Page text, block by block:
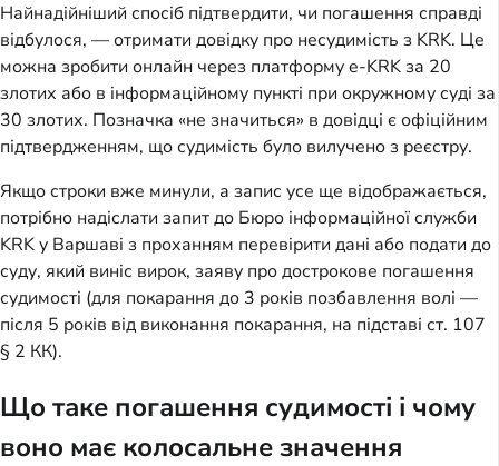
Найнадійніший спосіб підтвердити, чи погашення справді
відбулося, — отримати довідку про несудимість з KRK. Це
можна зробити онлайн через платформу e-KRK за 20
злотих або в інформаційному пункті при окружному суді за
30 злотих. Позначка «не значиться» в довідці є офіційним
підтвердженням, що судимість було вилучено з реєстру.
Якщо строки вже минули, а запис усе ще відображається,
потрібно надіслати запит до Бюро інформаційної служби
KRK у Варшаві з проханням перевірити дані або подати до
суду, який виніс вирок, заяву про дострокове погашення
судимості (для покарання до 3 років позбавлення волі —
після 5 років від виконання покарання, на підставі ст. 107
§ 2 КК).
Що таке погашення судимості і чому
воно має колосальне значення